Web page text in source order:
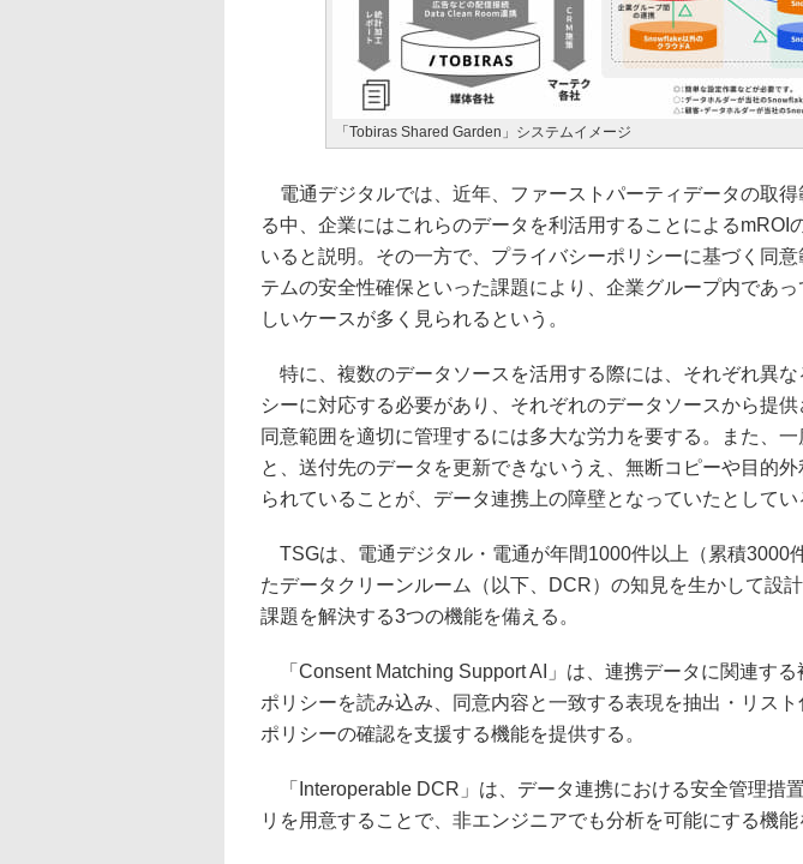
「Tobiras Shared Garden」システムイメージ
電通デジタルでは、近年、ファーストパーティデータの取得
る中、企業にはこれらのデータを利活用することによるmROI
いると説明。その一方で、プライバシーポリシーに基づく同
テムの安全性確保といった課題により、企業グループ内であ
しいケースが多く見られるという。
特に、複数のデータソースを活用する際には、それぞれ異な
シーに対応する必要があり、それぞれのデータソースから提
同意範囲を適切に管理するには多大な労力を要する。また、
と、送付先のデータを更新できないうえ、無断コピーや目的
られていることが、データ連携上の障壁となっていたとしてい
TSGは、電通デジタル・電通が年間1000件以上（累積3000
たデータクリーンルーム（以下、DCR）の知見を生かして設
課題を解決する3つの機能を備える。
「Consent Matching Support AI」は、連携データに関連する
ポリシーを読み込み、同意内容と一致する表現を抽出・リス
ポリシーの確認を支援する機能を提供する。
「Interoperable DCR」は、データ連携における安全管理措
リを用意することで、非エンジニアでも分析を可能にする機能